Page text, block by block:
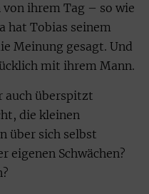
ihrem Tag – so wie
hat Tobias seinem
Meinung gesagt. Und
mit ihrem Mann.
auch überspitzt
die kleinen
über sich selbst
eigenen Schwächen?